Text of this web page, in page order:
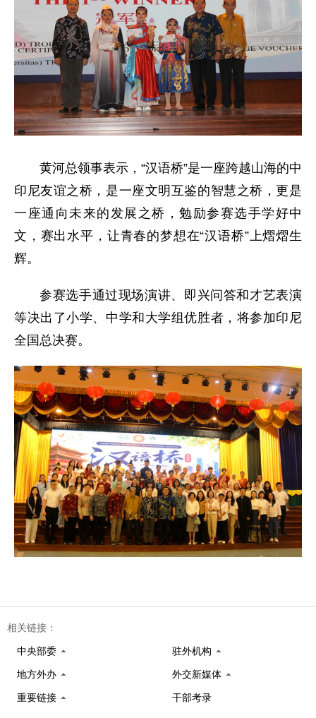
黄河总领事表示，“汉语桥”是一座跨越山海的中
印尼友谊之桥，是一座文明互鉴的智慧之桥，更是
一座通向未来的发展之桥，勉励参赛选手学好中
文，赛出水平，让青春的梦想在“汉语桥”上熠熠生
辉。
参赛选手通过现场演讲、即兴问答和才艺表演
等决出了小学、中学和大学组优胜者，将参加印尼
全国总决赛。
相关链接：
中央部委 驻外机构
地方外办 外交新媒体
重要链接 干部考录